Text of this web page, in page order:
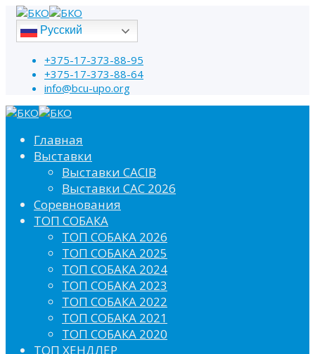
Русский
+375-17-373-88-95
+375-17-373-88-64
info@bcu-upo.org
Главная
Выставки
Выставки CACIB
Выставки САС 2026
Соревнования
ТОП СОБАКА
ТОП СОБАКА 2026
ТОП СОБАКА 2025
ТОП СОБАКА 2024
ТОП СОБАКА 2023
ТОП СОБАКА 2022
ТОП СОБАКА 2021
ТОП СОБАКА 2020
ТОП ХЕНДЛЕР